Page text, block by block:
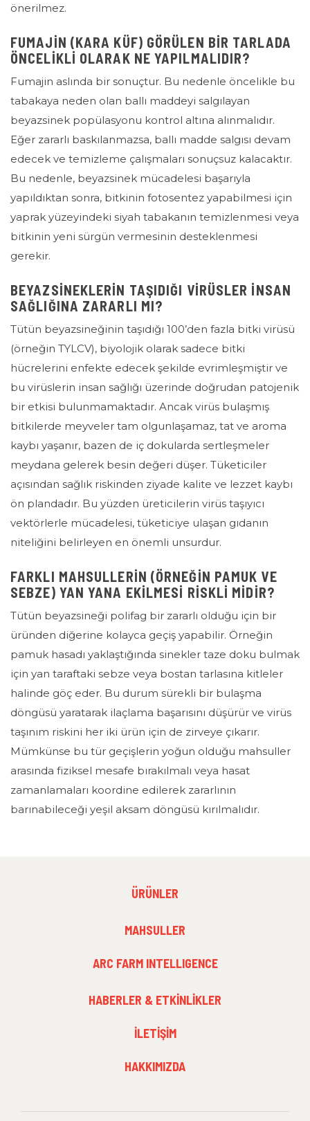
önerilmez.
FUMAJIN (KARA KÜF) GÖRÜLEN BIR TARLADA
ÖNCELIKLI OLARAK NE YAPILMALIDIR?
Fumajin aslında bir sonuçtur. Bu nedenle öncelikle bu
tabakaya neden olan ballı maddeyi salgılayan
beyazsinek popülasyonu kontrol altına alınmalıdır.
Eğer zararlı baskılanmazsa, ballı madde salgısı devam
edecek ve temizleme çalışmaları sonuçsuz kalacaktır.
Bu nedenle, beyazsinek mücadelesi başarıyla
yapıldıktan sonra, bitkinin fotosentez yapabilmesi için
yaprak yüzeyindeki siyah tabakanın temizlenmesi veya
bitkinin yeni sürgün vermesinin desteklenmesi
gerekir.
BEYAZSINEKLERIN TAŞIDIĞI VIRÜSLER INSAN
SAĞLIĞINA ZARARLI MI?
Tütün beyazsineğinin taşıdığı 100’den fazla bitki virüsü
(örneğin TYLCV), biyolojik olarak sadece bitki
hücrelerini enfekte edecek şekilde evrimleşmiştir ve
bu virüslerin insan sağlığı üzerinde doğrudan patojenik
bir etkisi bulunmamaktadır. Ancak virüs bulaşmış
bitkilerde meyveler tam olgunlaşamaz, tat ve aroma
kaybı yaşanır, bazen de iç dokularda sertleşmeler
meydana gelerek besin değeri düşer. Tüketiciler
açısından sağlık riskinden ziyade kalite ve lezzet kaybı
ön plandadır. Bu yüzden üreticilerin virüs taşıyıcı
vektörlerle mücadelesi, tüketiciye ulaşan gıdanın
niteliğini belirleyen en önemli unsurdur.
FARKLI MAHSULLERIN (ÖRNEĞIN PAMUK VE
SEBZE) YAN YANA EKILMESI RISKLI MIDIR?
Tütün beyazsineği polifag bir zararlı olduğu için bir
üründen diğerine kolayca geçiş yapabilir. Örneğin
pamuk hasadı yaklaştığında sinekler taze doku bulmak
için yan taraftaki sebze veya bostan tarlasına kitleler
halinde göç eder. Bu durum sürekli bir bulaşma
döngüsü yaratarak ilaçlama başarısını düşürür ve virüs
taşınım riskini her iki ürün için de zirveye çıkarır.
Mümkünse bu tür geçişlerin yoğun olduğu mahsuller
arasında fiziksel mesafe bırakılmalı veya hasat
zamanlamaları koordine edilerek zararlının
barınabileceği yeşil aksam döngüsü kırılmalıdır.
ÜRÜNLER
MAHSULLER
ARC FARM INTELLIGENCE
HABERLER & ETKINLIKLER
İLETIŞIM
HAKKIMIZDA